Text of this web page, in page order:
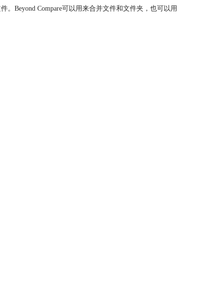
Beyond Compare可以用来合并文件和文件夹，也可以用